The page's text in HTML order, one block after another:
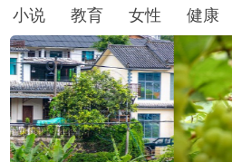
小说
教育 女性 健康